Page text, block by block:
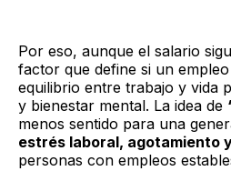
Por eso, aunque el salario
factor que define si un
equilibrio entre trabajo y vida
y bienestar mental. La idea de
menos sentido para una
estrés laboral, agotamiento
personas con empleos